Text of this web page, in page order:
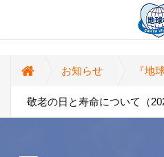
お知らせ 『地
敬老の日と寿命について（